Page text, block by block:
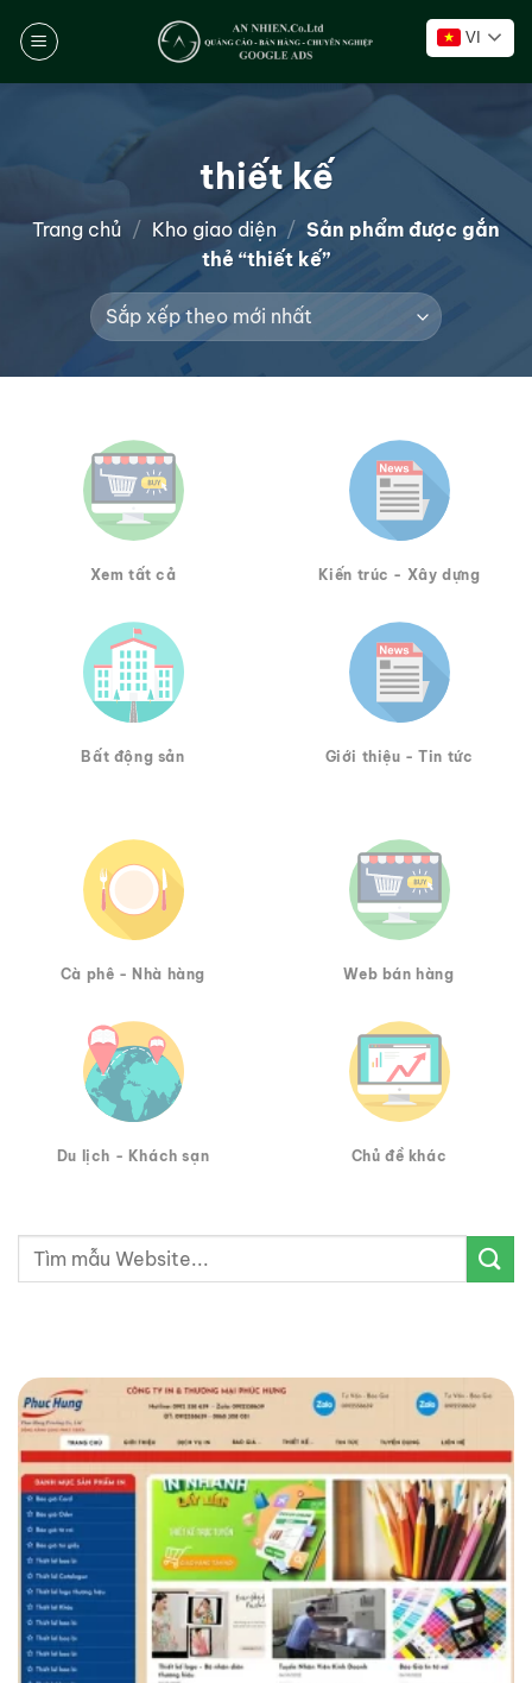
đến
VI
thiết kế
Trang chủ / Kho giao diện / Sản phẩm được gắn
thẻ “thiết kế”
Xem tất cả Kiến trúc - Xây dựng
Bất động sản Giới thiệu - Tin tức
Cà phê - Nhà hàng Web bán hàng
Du lịch - Khách sạn Chủ đề khác
Tìm